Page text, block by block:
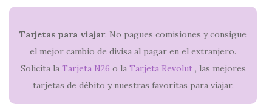
Tarjetas para viajar. No pagues comisiones y consigue
el mejor cambio de divisa al pagar en el extranjero.
Solicita la Tarjeta N26 o la Tarjeta Revolut, las mejores
tarjetas de débito y nuestras favoritas para viajar.